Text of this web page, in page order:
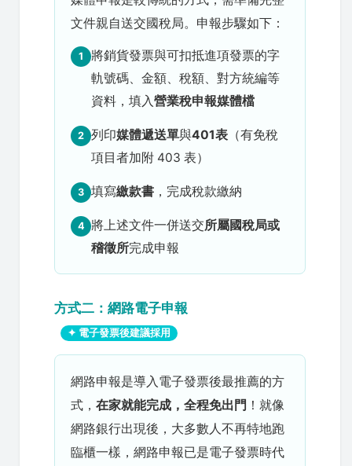
文件親自送交國稅局。申報步驟如下：
1
將銷貨發票與可扣抵進項發票的字
軌號碼、金額、稅額、對方統編等
資料，填入營業稅申報媒體檔
2 列印媒體遞送單與401表 （有免稅
項目者加附 403 表）
3 填寫繳款書 ，完成稅款繳納
4 將上述文件一併送交所屬國稅局或
稽徵所完成申報
方式二：網路電子申報
✦ 電子發票後建議採用
網路申報是導入電子發票後最推薦的方
式， 在家就能完成，全程免出門 ！就像
網路銀行出現後，大多數人不再特地跑
臨櫃一樣，網路申報已是電子發票時代